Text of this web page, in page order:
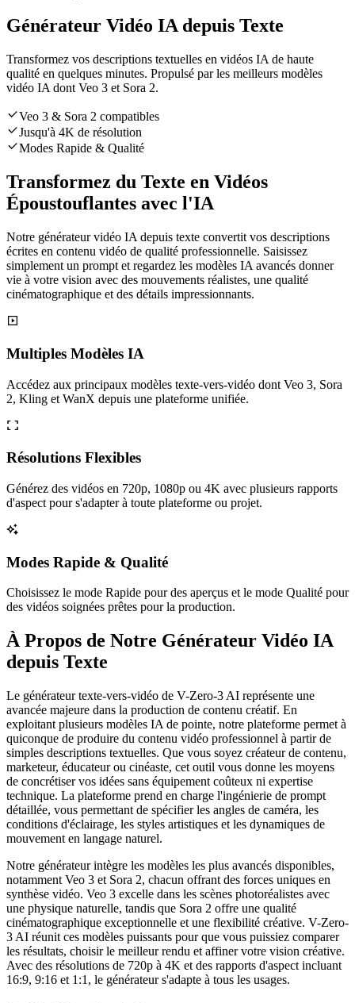
Générateur Vidéo IA depuis Texte
Transformez vos descriptions textuelles en vidéos IA de haute
qualité en quelques minutes. Propulsé par les meilleurs modèles
vidéo IA dont Veo 3 et Sora 2.
Veo 3 & Sora 2 compatibles
Jusqu'à 4K de résolution
Modes Rapide & Qualité
Transformez du Texte en Vidéos
Époustouflantes avec l'IA
Notre générateur vidéo IA depuis texte convertit vos descriptions
écrites en contenu vidéo de qualité professionnelle. Saisissez
simplement un prompt et regardez les modèles IA avancés donner
vie à votre vision avec des mouvements réalistes, une qualité
cinématographique et des détails impressionnants.
Multiples Modèles IA
Accédez aux principaux modèles texte-vers-vidéo dont Veo 3, Sora
2, Kling et WanX depuis une plateforme unifiée.
Résolutions Flexibles
Générez des vidéos en 720p, 1080p ou 4K avec plusieurs rapports
d'aspect pour s'adapter à toute plateforme ou projet.
Modes Rapide & Qualité
Choisissez le mode Rapide pour des aperçus et le mode Qualité pour
des vidéos soignées prêtes pour la production.
À Propos de Notre Générateur Vidéo IA
depuis Texte
Le générateur texte-vers-vidéo de V-Zero-3 AI représente une
avancée majeure dans la production de contenu créatif. En
exploitant plusieurs modèles IA de pointe, notre plateforme permet à
quiconque de produire du contenu vidéo professionnel à partir de
simples descriptions textuelles. Que vous soyez créateur de contenu,
marketeur, éducateur ou cinéaste, cet outil vous donne les moyens
de concrétiser vos idées sans équipement coûteux ni expertise
technique. La plateforme prend en charge l'ingénierie de prompt
détaillée, vous permettant de spécifier les angles de caméra, les
conditions d'éclairage, les styles artistiques et les dynamiques de
mouvement en langage naturel.
Notre générateur intègre les modèles les plus avancés disponibles,
notamment Veo 3 et Sora 2, chacun offrant des forces uniques en
synthèse vidéo. Veo 3 excelle dans les scènes photoréalistes avec
une physique naturelle, tandis que Sora 2 offre une qualité
cinématographique exceptionnelle et une flexibilité créative. V-Zero-
3 AI réunit ces modèles puissants pour que vous puissiez comparer
les résultats, choisir le meilleur rendu et affiner votre vision créative.
Avec des résolutions de 720p à 4K et des rapports d'aspect incluant
16:9, 9:16 et 1:1, le générateur s'adapte à tous les usages.